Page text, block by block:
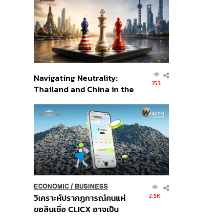
อินโดนีเซีย
Navigating Neutrality:
Thailand and China in the
Order
153
ECONOMIC/ BUSINESS
วิเคราะห์ปรากฏการณ์คนแห่
ขอสินเชื่อ CLICX อาจเป็น
2.5K